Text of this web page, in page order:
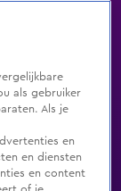
als gebruiker
Als je
en
en diensten
en content